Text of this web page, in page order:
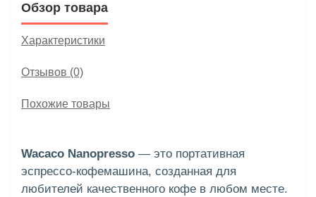
Обзор товара
Характеристики
Отзывов (0)
Похожие товары
Wacaco Nanopresso — это портативная
эспрессо-кофемашина, созданная для
любителей качественного кофе в любом месте.